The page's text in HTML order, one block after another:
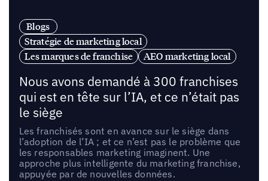
Blogs
Stratégie de marketing local
Les marques de franchise
AEO marketing local
Nous avons demandé à 300 franchises
qui est en tête sur l’IA, et ce n’était pas
le siège
Les franchisés sont en avance sur le siège dans
l’adoption de l’IA ; et ce n’est pas le problème que
les responsables marketing imaginent. Une
approche plus intelligente du marketing franchise,
appuyée par de nouvelles données.